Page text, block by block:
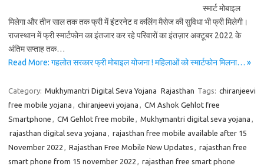
स्मार्ट मोबाइल
मिलेगा और तीन साल तक तक फ्री में इंटरनेट व कलिंग मैसेज की सुविधा भी फ्री मिलेगी।
राजस्थान में फ्री स्मार्टफोन का इंतजार कर रहे परिवारों का इंतज़ार अक्टूबर 2022 के
अंतिम सप्ताह तक…
Read More: गहलोत सरकार फ्री मोबाइल योजना ! महिलाओं को स्मार्टफोन मिलना… »
Category: Mukhymantri Digital Seva Yojana Rajasthan Tags: chiranjeevi
free mobile yojana , chiranjeevi yojana , CM Ashok Gehlot free
Smartphone , CM Gehlot free mobile , Mukhymantri digital seva yojana ,
rajasthan digital seva yojana , rajasthan free mobile available after 15
November 2022 , Rajasthan Free Mobile New Updates , rajasthan free
smart phone from 15 november 2022 , rajasthan free smart phone